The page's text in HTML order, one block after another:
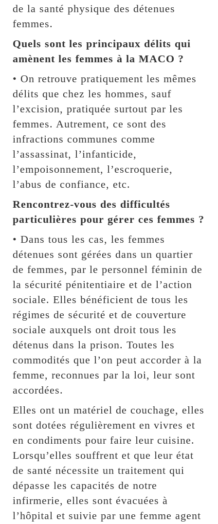
de la santé physique des détenues
femmes.
Quels sont les principaux délits qui
amènent les femmes à la MACO ?
• On retrouve pratiquement les mêmes
délits que chez les hommes, sauf
l’excision, pratiquée surtout par les
femmes. Autrement, ce sont des
infractions communes comme
l’assassinat, l’infanticide,
l’empoisonnement, l’escroquerie,
l’abus de confiance, etc.
Rencontrez-vous des difficultés
particulières pour gérer ces femmes ?
• Dans tous les cas, les femmes
détenues sont gérées dans un quartier
de femmes, par le personnel féminin de
la sécurité pénitentiaire et de l’action
sociale. Elles bénéficient de tous les
régimes de sécurité et de couverture
sociale auxquels ont droit tous les
détenus dans la prison. Toutes les
commodités que l’on peut accorder à la
femme, reconnues par la loi, leur sont
accordées.
Elles ont un matériel de couchage, elles
sont dotées régulièrement en vivres et
en condiments pour faire leur cuisine.
Lorsqu’elles souffrent et que leur état
de santé nécessite un traitement qui
dépasse les capacités de notre
infirmerie, elles sont évacuées à
l’hôpital et suivie par une femme agent